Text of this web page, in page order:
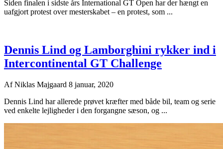
Siden finalen i sidste års International GT Open har der hængt en
uafgjort protest over mesterskabet – en protest, som ...
Dennis Lind og Lamborghini rykker ind i
Intercontinental GT Challenge
AfNiklas Majgaard 8 januar, 2020
Dennis Lind har allerede prøvet kræfter med både bil, team og serie
ved enkelte lejligheder i den forgangne sæson, og ...